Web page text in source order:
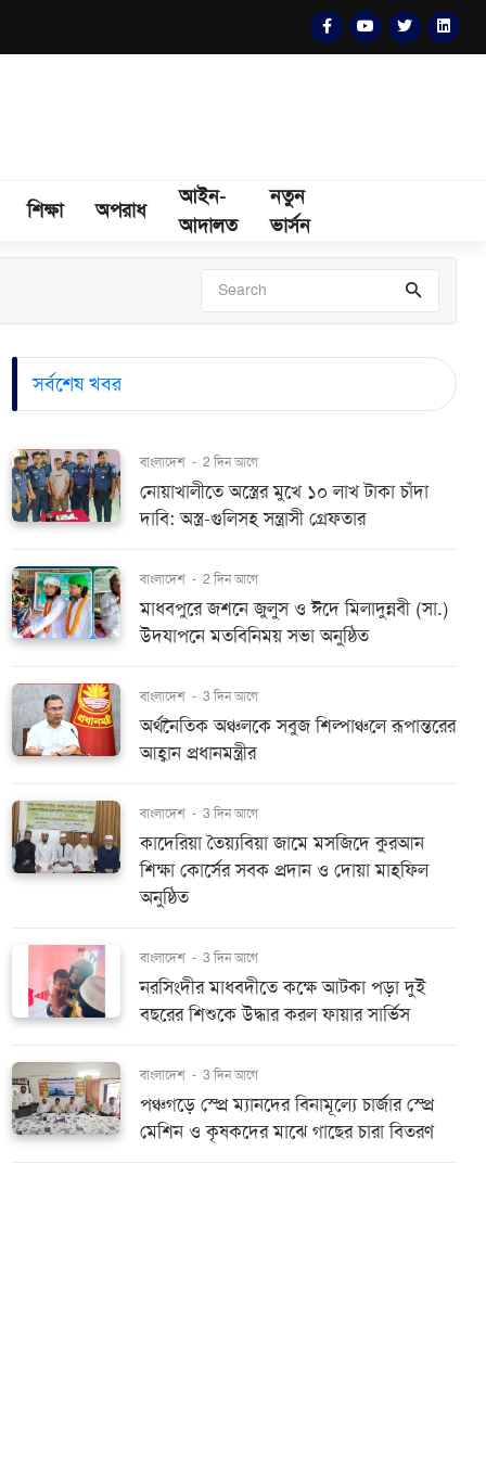
শিক্ষা অপরাধ
আইন-
আদালত
নতুন
ভার্সন
সর্বশেষ খবর
বাংলাদেশ - 2 দিন আগে
নোয়াখালীতে অস্ত্রের মুখে ১০ লাখ টাকা চাঁদা
দাবি: অস্ত্র-গুলিসহ সন্ত্রাসী গ্রেফতার
বাংলাদেশ - 2 দিন আগে
মাধবপুরে জশনে জুলুস ও ঈদে মিলাদুন্নবী (সা.)
উদযাপনে মতবিনিময় সভা অনুষ্ঠিত
বাংলাদেশ - 3 দিন আগে
অর্থনৈতিক অঞ্চলকে সবুজ শিল্পাঞ্চলে রূপান্তরের
আহ্বান প্রধানমন্ত্রীর
বাংলাদেশ - 3 দিন আগে
কাদেরিয়া তৈয়্যবিয়া জামে মসজিদে কুরআন
শিক্ষা কোর্সের সবক প্রদান ও দোয়া মাহফিল
অনুষ্ঠিত
বাংলাদেশ - 3 দিন আগে
নরসিংদীর মাধবদীতে কক্ষে আটকা পড়া দুই
বছরের শিশুকে উদ্ধার করল ফায়ার সার্ভিস
বাংলাদেশ - 3 দিন আগে
পঞ্চগড়ে স্প্রে ম্যানদের বিনামূল্যে চার্জার স্প্রে
মেশিন ও কৃষকদের মাঝে গাছের চারা বিতরণ